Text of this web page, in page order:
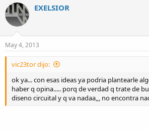
EXELSIOR
May 4, 2013
vic23tor dijo:
ok ya... con esas ideas ya podria plantearle
haber q opina..... porq de verdad q trate de
diseno circuital y q va nadaa,,, no encontra